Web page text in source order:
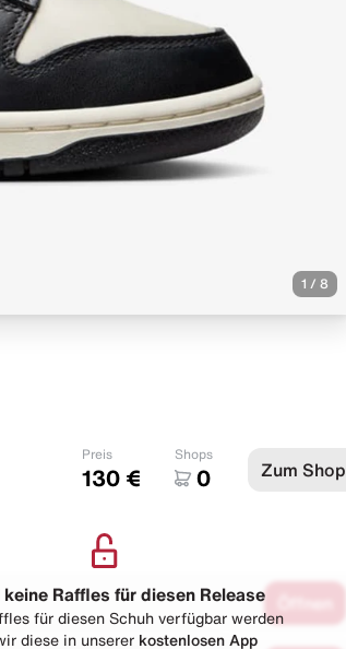
1 / 8
Preis
130 €
Shops
0 Zum Shop
Raffles für diesen Release
für diesen Schuh verfügbar werden
diese in unserer kostenlosen App